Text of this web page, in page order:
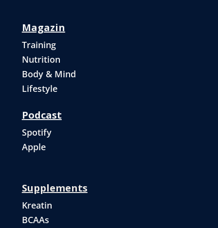
Magazin
Training
Nutrition
Body & Mind
Lifestyle
Podcast
Spotify
Apple
Supplements
Kreatin
BCAAs